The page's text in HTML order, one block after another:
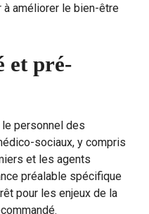
à améliorer le bien-être
et pré-
personnel des
sociaux, y compris
et les agents
préalable spécifique
pour les enjeux de la